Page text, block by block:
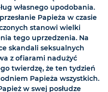
własnego upodobania.
Papieża w czasie
stanowi wielki
tego uprzedzenia. Na
skandali seksualnych
z ofiarami nadużyć
twierdzę, że ten tydzień
Papieża wszystkich.
w swej posłudze